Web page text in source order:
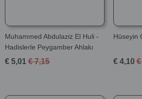
Muhammed Abdulaziz El Huli -
Hadislerle Peygamber Ahlakı
€ 5,01 € 7,15
Hüseyin
€ 4,10 €